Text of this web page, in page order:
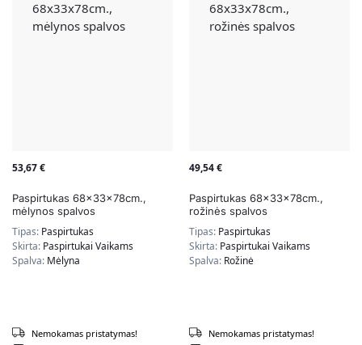
53,67€
Paspirtukas 68x33x78cm.,
mėlynos spalvos
Tipas: Paspirtukas
Skirta: Paspirtukai Vaikams
Spalva: Mėlyna
Nemokamas pristatymas!
49,54€
Paspirtukas 68x33x78cm.,
rožinės spalvos
Tipas: Paspirtukas
Skirta: Paspirtukai Vaikams
Spalva: Rožinė
Nemokamas pristatymas!